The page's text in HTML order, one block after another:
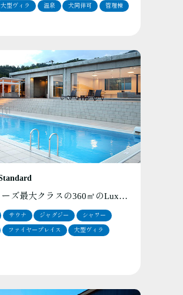
大型ヴィラ 温泉 犬同伴可 管理棟
ーズ最大クラスの360㎡のLux…
サウナ ジャグジー シャワー
ファイヤープレイス 大型ヴィラ